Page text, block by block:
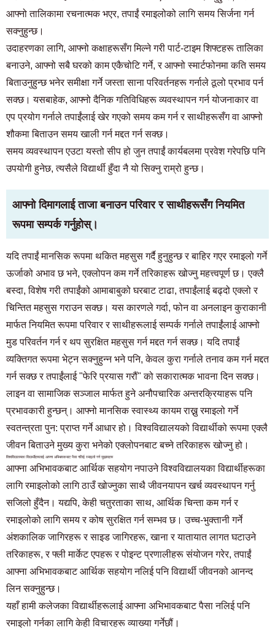
आफ्नो तालिकामा रचनात्मक भएर, तपाईं रमाइलोको लागि समय सिर्जना गर्न
सक्नुहुन्छ।
उदाहरणका लागि, आफ्नो कक्षाहरूसँग मिल्ने गरी पार्ट-टाइम शिफ्टहरू तालिका
बनाउने, आफ्नो सबै घरको काम एकैचोटि गर्ने, र आफ्नो स्मार्टफोनमा कति समय
बिताउनुहुन्छ भनेर समीक्षा गर्ने जस्ता साना परिवर्तनहरू गर्नाले ठूलो प्रभाव पर्न
सक्छ। यसबाहेक, आफ्नो दैनिक गतिविधिहरू व्यवस्थापन गर्न योजनाकार वा
एप प्रयोग गर्नाले तपाईंलाई खेर गएको समय कम गर्न र साथीहरूसँग वा आफ्नो
शौकमा बिताउन समय खाली गर्न मद्दत गर्न सक्छ।
समय व्यवस्थापन एउटा यस्तो सीप हो जुन तपाईं कार्यबलमा प्रवेश गरेपछि पनि
उपयोगी हुनेछ, त्यसैले विद्यार्थी हुँदा नै यो सिक्नु राम्रो हुन्छ।
आफ्नो दिमागलाई ताजा बनाउन परिवार र साथीहरूसँग नियमित
रूपमा सम्पर्क गर्नुहोस्।
यदि तपाईं मानसिक रूपमा थकित महसुस गर्दै हुनुहुन्छ र बाहिर गएर रमाइलो गर्ने
ऊर्जाको अभाव छ भने, एक्लोपन कम गर्ने तरिकाहरू खोज्नु महत्त्वपूर्ण छ। एक्लै
बस्दा, विशेष गरी तपाईंको आमाबाबुको घरबाट टाढा, तपाईंलाई बढ्दो एक्लो र
चिन्तित महसुस गराउन सक्छ। यस कारणले गर्दा, फोन वा अनलाइन कुराकानी
मार्फत नियमित रूपमा परिवार र साथीहरूलाई सम्पर्क गर्नाले तपाईंलाई आफ्नो
मुड परिवर्तन गर्न र थप सुरक्षित महसुस गर्न मद्दत गर्न सक्छ। यदि तपाईं
व्यक्तिगत रूपमा भेट्न सक्नुहुन्न भने पनि, केवल कुरा गर्नाले तनाव कम गर्न मद्दत
गर्न सक्छ र तपाईंलाई "फेरि प्रयास गरौं" को सकारात्मक भावना दिन सक्छ।
लाइन वा सामाजिक सञ्जाल मार्फत हुने अनौपचारिक अन्तरक्रियाहरू पनि
प्रभावकारी हुन्छन्। आफ्नो मानसिक स्वास्थ्य कायम राख्नु रमाइलो गर्ने
स्वतन्त्रता पुन: प्राप्त गर्ने आधार हो। विश्वविद्यालयको विद्यार्थीको रूपमा एक्लै
जीवन बिताउने मुख्य कुरा भनेको एक्लोपनबाट बच्ने तरिकाहरू खोज्नु हो।
विश्वविद्यालयका विद्यार्थीहरूलाई आफ्ना अभिभावकबाट पैसा नलिई रमाइलो गर्न सुझावहरू
आफ्ना अभिभावकबाट आर्थिक सहयोग नपाउने विश्वविद्यालयका विद्यार्थीहरूका
लागि रमाइलोको लागि ठाउँ खोज्नुका साथै जीवनयापन खर्च व्यवस्थापन गर्नु
सजिलो हुँदैन। यद्यपि, केही चतुरताका साथ, आर्थिक चिन्ता कम गर्न र
रमाइलोको लागि समय र कोष सुरक्षित गर्न सम्भव छ। उच्च-भुक्तानी गर्ने
अंशकालिक जागिरहरू र साइड जागिरहरू, खाना र यातायात लागत घटाउने
तरिकाहरू, र फ्ली मार्केट एपहरू र पोइन्ट प्रणालीहरू संयोजन गरेर, तपाईं
आफ्ना अभिभावकबाट आर्थिक सहयोग नलिई पनि विद्यार्थी जीवनको आनन्द
लिन सक्नुहुन्छ।
यहाँ हामी कलेजका विद्यार्थीहरूलाई आफ्ना अभिभावकबाट पैसा नलिई पनि
रमाइलो गर्नका लागि केही विचारहरू व्याख्या गर्नेछौं।
बस्न चाहनेहरू र बासिन्दाहरूको लागि मात्र
03-6712-4344